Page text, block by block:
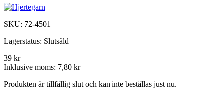
SKU: 72-4501
Lagerstatus: Slutsåld
39 kr
Inklusive moms: 7,80 kr
Produkten är tillfällig slut och kan inte beställas just nu.